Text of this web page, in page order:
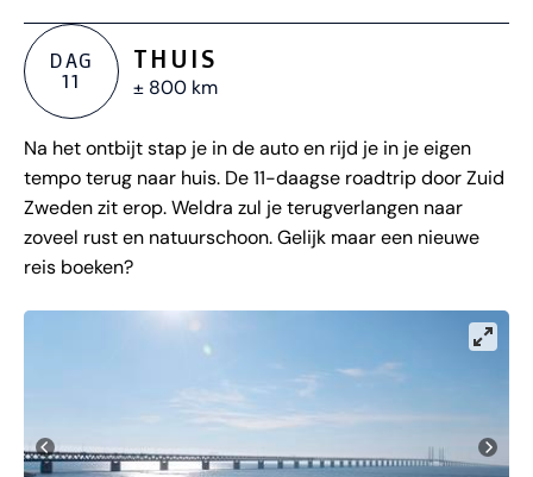
DAG
11
THUIS
± 800 km
Na het ontbijt stap je in de auto en rijd je in je eigen
tempo terug naar huis. De 11-daagse roadtrip door Zuid
Zweden zit erop. Weldra zul je terugverlangen naar
zoveel rust en natuurschoon. Gelijk maar een nieuwe
reis boeken?